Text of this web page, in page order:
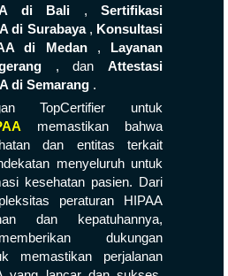
di Bali ,Sertifikasi
di Surabaya, Konsultasi
di Medan, Layanan
, danAttestasi
di Semarang .
TopCertifier untuk
memastikan bahwa
dan entitas terkait
menyeluruh untuk
kesehatan pasien. Dari
peraturan HIPAA
dan kepatuhannya,
dukungan
memastikan perjalanan